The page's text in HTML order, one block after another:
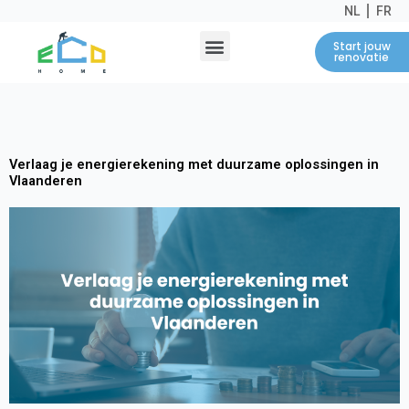
NL FR
Menu Start jouw
renovatie
Verlaag je energierekening met duurzame oplossingen in
Vlaanderen